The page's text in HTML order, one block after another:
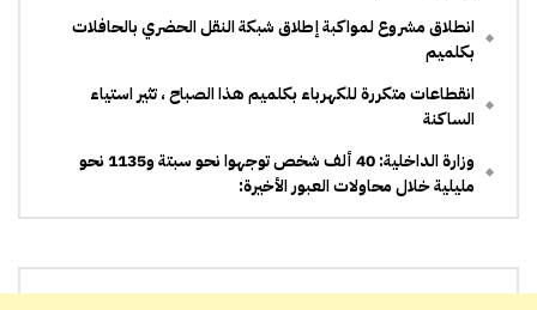
انطلاق مشروع لمواكبة إطلاق شبكة النقل الحضري بالحافلات
بكلميم
انقطاعات متكررة للكهرباء بكلميم هذا الصباح ، تثير استياء
الساكنة
وزارة الداخلية: 40 ألف شخص توجهوا نحو سبتة و1135 نحو
مليلية خلال محاولات العبور الأخيرة: